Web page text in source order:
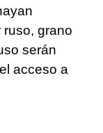
ruso, grano
serán
acceso a